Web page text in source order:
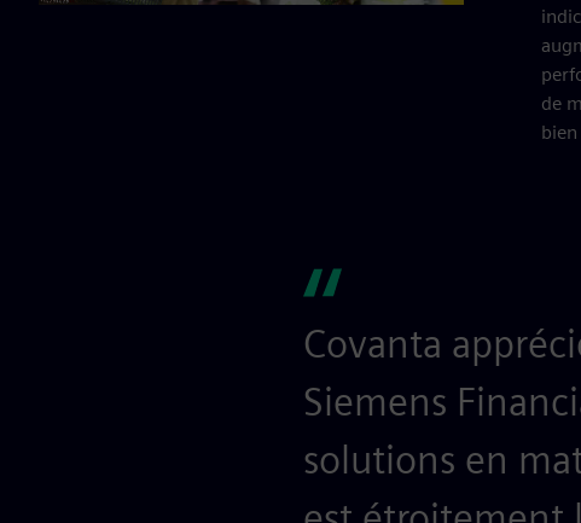
de
Covanta
Siemens
solutions en